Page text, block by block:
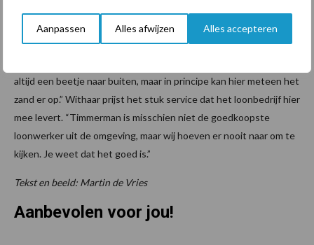
Aanpassen Alles afwijzen Alles accepteren
Timmerman en het handmatig aanharken. “De rilletjes zijn in ieder
geval weg, waardoor wij nooit last hebben van schimmelvorming.
altijd een beetje naar buiten, maar in principe kan hier meteen het
zand er op.” Withaar prijst het stuk service dat het loonbedrijf hier
mee levert. “Timmerman is misschien niet de goedkoopste
loonwerker uit de omgeving, maar wij hoeven er nooit naar om te
kijken. Je weet dat het goed is.”
Tekst en beeld: Martin de Vries
Aanbevolen voor jou!